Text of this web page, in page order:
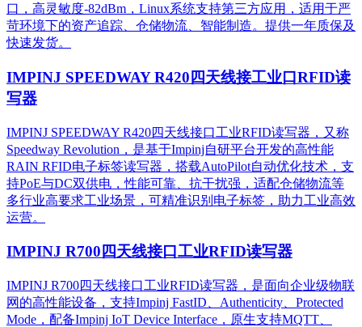
口，高灵敏度-82dBm，Linux系统支持第三方应用，适用于严
苛环境下的资产追踪、仓储物流、智能制造。提供一年质保及
快速发货。
IMPINJ SPEEDWAY R420四天线接工业口RFID读
写器
IMPINJ SPEEDWAY R420四天线接口工业RFID读写器，又称
Speedway Revolution，是基于Impinj自研平台开发的高性能
RAIN RFID电子标签读写器，搭载AutoPilot自动优化技术，支
持PoE与DC双供电，性能可靠、抗干扰强，适配仓储物流等
多行业高要求工业场景，可精准识别电子标签，助力工业高效
运营。​
IMPINJ R700四天线接口工业RFID读写器
IMPINJ R700四天线接口工业RFID读写器，是面向企业级物联
网的高性能设备，支持Impinj FastID、Authenticity、Protected
Mode，配备Impinj IoT Device Interface，原生支持MQTT、